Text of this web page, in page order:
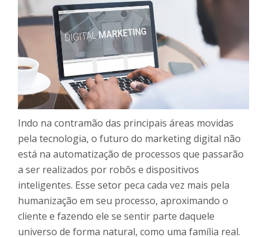
Indo na contramão das principais áreas movidas
pela tecnologia, o futuro do marketing digital não
está na automatização de processos que passarão
a ser realizados por robôs e dispositivos
inteligentes. Esse setor peca cada vez mais pela
humanização em seu processo, aproximando o
cliente e fazendo ele se sentir parte daquele
universo de forma natural, como uma família real.